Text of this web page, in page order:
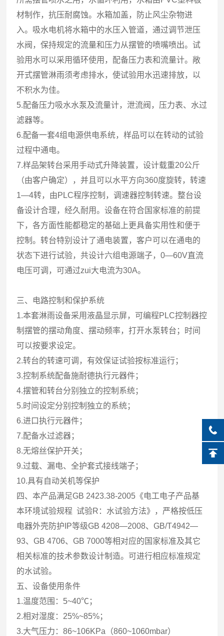
材制作，抗压耐腐蚀。水箱加盖，防止风尘杂物进
入。吸水电机将水箱中的水压入管道，通过调节泄压
水阀，保持规定的流量和压力从摆管的喷嘴喷出。试
验用水可以采用循环使用，配备压力表和流量计。敞
开式摆管淋雨须考虑排水，使试验用水迅速排放，以
不积水为佳。
5.配备压力吸水水泵及流量计，泄流阀，压力表、水过
滤器等。
6.配备一套4组电源供电系统，样品可以在转动的试验
过程中通电。
7.样品架转台采用手动式升降装置，设计载重20公斤
（由客户确定），并且可以水平方向360度旋转，转速
1—4转，由PLC程序控制，调速器控制转速。整台设
备设计合理，经久耐用。设备在符合国家标准的前提
下，各方面性能都稳定的基础上更具备实用性和便于
控制。转台特别设计了通电装置，客户可以在通电的
状态下进行试验，共设计六组电源端子，0—60V直流
电压可调，可通过zui大电流为30A。
三、电路控制和保护系统
1.本套淋雨设备采用液晶显示屏，可编程PLC控制器控
制摆管的摆动角度、摆动频率，打开水泵转台；时间
可以按要求设定。
2.转台的转速可调，有效保证试验按标准运行；
3.控制系统配备施耐德执行元器件；
4.摆管和转台分别独立的控制系统；
5.时间设定分别控制独立的系统；
6.进口执行元器件；
7.配备水过滤器；
8.无熔丝保护开关；
9.过载、漏电、全护套式接线端子；
10.具有自动关机等保护
四、本产品满足GB 2423.38-2005《电工电子产品基
本环境试验规程 试验R：水试验方法》，严格按低压
电器外壳防护IP等级GB 4208—2008、GB/T4942—
93、GB 4706、GB 7000等相对应的国家标准及其它
相关标准的技术参数设计制造。可进行相应标准规定
的水试验。
五、设备使用条件
1.温度范围：5~40℃；
2.相对湿度：25%~85%；
3.大气压力：86~106KPa（860~1060mbar）